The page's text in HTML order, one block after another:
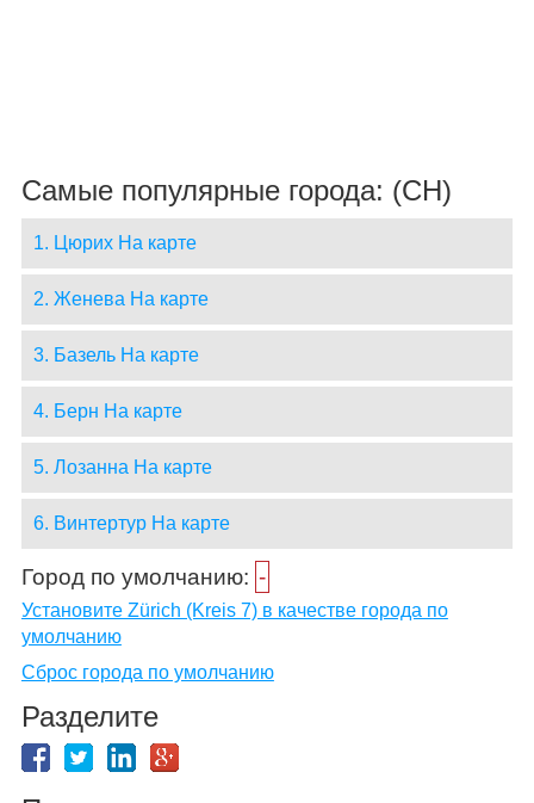
Самые популярные города: (CH)
1. Цюрих На карте
2. Женева На карте
3. Базель На карте
4. Берн На карте
5. Лозанна На карте
6. Винтертур На карте
Город по умолчанию: -
Установите Zürich (Kreis 7) в качестве города по
умолчанию
Сброс города по умолчанию
Разделите